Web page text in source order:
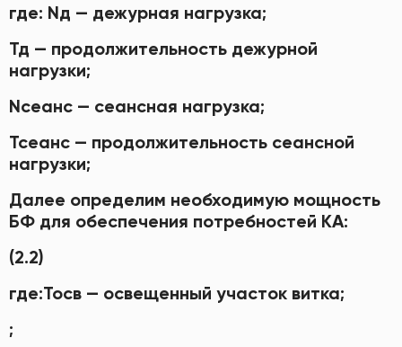
где: Nд — дежурная нагрузка;
Тд — продолжительность дежурной
нагрузки;
Nсеанс — сеансная нагрузка;
Тсеанс — продолжительность сеансной
нагрузки;
Далее определим необходимую мощность
БФ для обеспечения потребностей КА:
(2.2)
где:Тосв — освещенный участок витка;
;